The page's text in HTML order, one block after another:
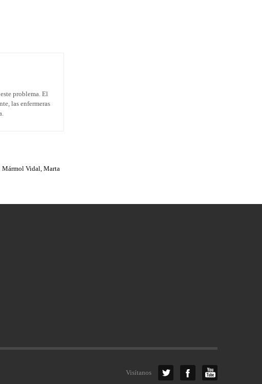
problema. El
las enfermeras
Mármol Vidal, Marta
Visítanos